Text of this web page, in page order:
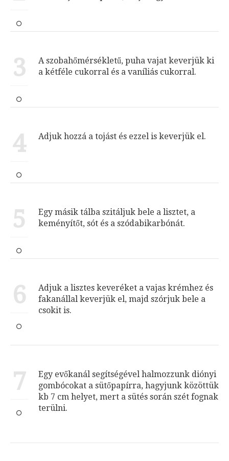
3
A szobahőmérsékletű, puha vajat keverjük ki
a kétféle cukorral és a vaníliás cukorral.
4 Adjuk hozzá a tojást és ezzel is keverjük el.
5
Egy másik tálba szitáljuk bele a lisztet, a
keményítőt, sót és a szódabikarbónát.
6
Adjuk a lisztes keveréket a vajas krémhez és
fakanállal keverjük el, majd szórjuk bele a
csokit is.
7
Egy evőkanál segítségével halmozzunk diónyi
gombócokat a sütőpapírra, hagyjunk közöttük
kb 7 cm helyet, mert a sütés során szét fognak
terülni.